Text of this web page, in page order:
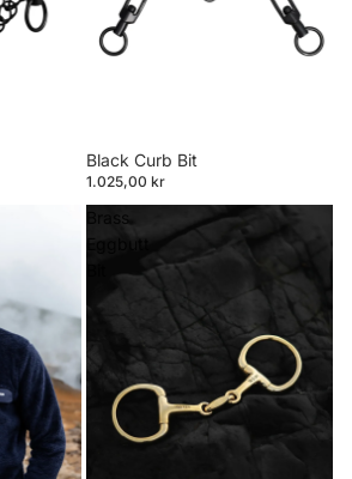
Black Curb Bit
1.025,00 kr
Brass
Eggbutt